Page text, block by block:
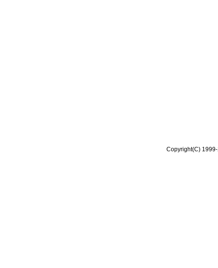
Copyright(C)